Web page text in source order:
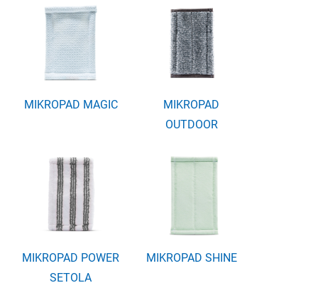
MIKROPAD MAGIC
MIKROPAD
OUTDOOR
MIKROPAD POWER
SETOLA
MIKROPAD SHINE